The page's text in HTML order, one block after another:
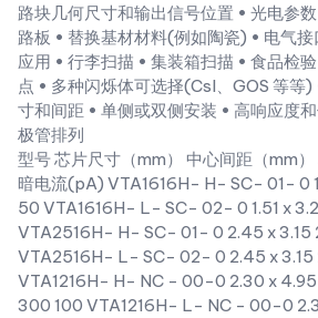
路块几何尺寸和输出信号位置 • 光电参
路板 • 替换基材材料(例如陶瓷) • 电气
应用 • 行李扫描 • 集装箱扫描 • 食品检
点 • 多种闪烁体可选择(CsI、GOS 等等)
寸和间距 • 单侧或双侧安装 • 高响应度
极管排列
型号 芯片尺寸（mm） 中心间距（mm
暗电流(pA) VTA1616H- H- SC- 01- 0
50 VTA1616H- L- SC- 02- 0 1.51 x
VTA2516H- H- SC- 01- 0 2.45 x 3.15
VTA2516H- L- SC- 02- 0 2.45 x 3.15
VTA1216H- H- NC - 00-0 2.30 x 4.95
300 100 VTA1216H- L- NC - 00-0